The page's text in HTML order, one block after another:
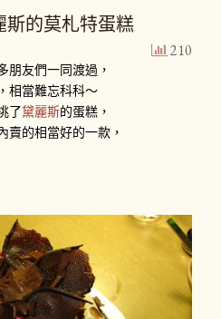
斯的莫札特蛋糕
210
朋友們一同渡過，
相當難忘科科～
了黛麗斯的蛋糕，
賣的相當好的一款，